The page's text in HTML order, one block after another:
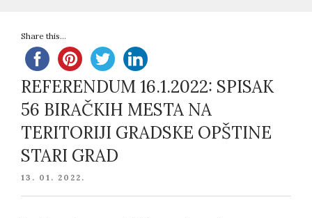
Share this...
REFERENDUM 16.1.2022: SPISAK
56 BIRAČKIH MESTA NA
TERITORIJI GRADSKE OPŠTINE
STARI GRAD
POSTED
13. 01. 2022.